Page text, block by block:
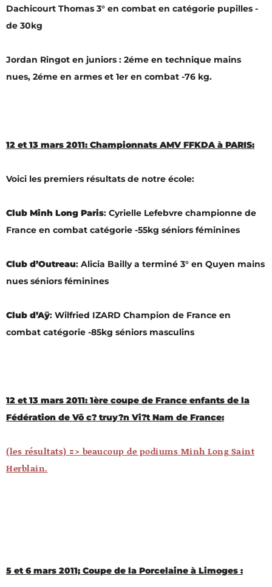
Dachicourt Thomas 3° en combat en catégorie pupilles -
de 30kg
Jordan Ringot en juniors : 2éme en technique mains
nues, 2éme en armes et 1er en combat -76 kg.
12 et 13 mars 2011: Championnats AMV FFKDA à PARIS:
Voici les premiers résultats de notre école:
Club Minh Long Paris: Cyrielle Lefebvre championne de
France en combat catégorie -55kg séniors féminines
Club d’Outreau: Alicia Bailly a terminé 3° en Quyen mains
nues séniors féminines
Club d’Aÿ: Wilfried IZARD Champion de France en
combat catégorie -85kg séniors masculins
12 et 13 mars 2011: 1ère coupe de France enfants de la
Fédération de Võ c? truy?n Vi?t Nam de France:
(les résultats) => beaucoup de podiums Minh Long Saint
Herblain.
5 et 6 mars 2011; Coupe de la Porcelaine à Limoges :